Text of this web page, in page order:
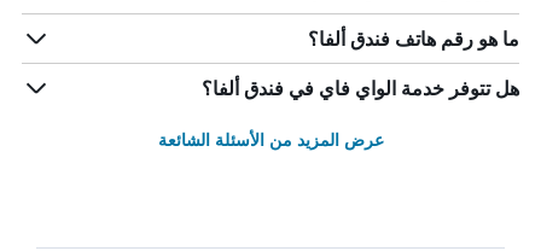
ما هو رقم هاتف فندق ألفا؟
هل تتوفر خدمة الواي فاي في فندق ألفا؟
عرض المزيد من الأسئلة الشائعة